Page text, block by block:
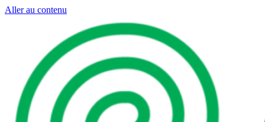
Aller au contenu